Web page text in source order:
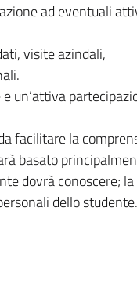
ad eventuali
visite azindali,
un’attiva
facilitare la
basato
dovrà conoscere; la
dello studente.